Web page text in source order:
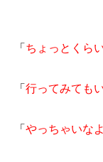
「 ちょっとくら
「 行ってみても
「 やっちゃいな